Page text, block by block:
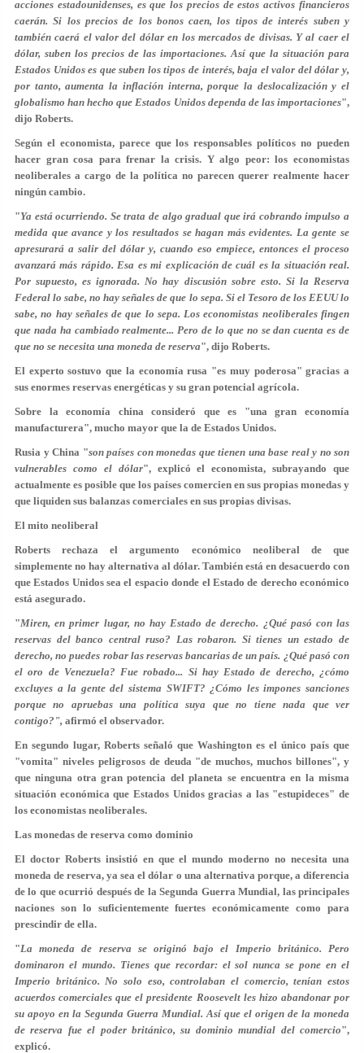
acciones estadounidenses, es que los precios de estos activos financieros
caerán. Si los precios de los bonos caen, los tipos de interés suben y
también caerá el valor del dólar en los mercados de divisas. Y al caer el
dólar, suben los precios de las importaciones. Así que la situación para
Estados Unidos es que suben los tipos de interés, baja el valor del dólar y,
por tanto, aumenta la inflación interna, porque la deslocalización y el
globalismo han hecho que Estados Unidos dependa de las importaciones",
dijo Roberts.
Según el economista, parece que los responsables políticos no pueden
hacer gran cosa para frenar la crisis. Y algo peor: los economistas
neoliberales a cargo de la política no parecen querer realmente hacer
ningún cambio.
"Ya está ocurriendo. Se trata de algo gradual que irá cobrando impulso a
medida que avance y los resultados se hagan más evidentes. La gente se
apresurará a salir del dólar y, cuando eso empiece, entonces el proceso
avanzará más rápido. Esa es mi explicación de cuál es la situación real.
Por supuesto, es ignorada. No hay discusión sobre esto. Si la Reserva
Federal lo sabe, no hay señales de que lo sepa. Si el Tesoro de los EEUU lo
sabe, no hay señales de que lo sepa. Los economistas neoliberales fingen
que nada ha cambiado realmente... Pero de lo que no se dan cuenta es de
que no se necesita una moneda de reserva", dijo Roberts.
El experto sostuvo que la economía rusa "es muy poderosa" gracias a
sus enormes reservas energéticas y su gran potencial agrícola.
Sobre la economía china consideró que es "una gran economía
manufacturera", mucho mayor que la de Estados Unidos.
Rusia y China "son países con monedas que tienen una base real y no son
vulnerables como el dólar", explicó el economista, subrayando que
actualmente es posible que los países comercien en sus propias monedas y
que liquiden sus balanzas comerciales en sus propias divisas.
El mito neoliberal
Roberts rechaza el argumento económico neoliberal de que
simplemente no hay alternativa al dólar. También está en desacuerdo con
que Estados Unidos sea el espacio donde el Estado de derecho económico
está asegurado.
"Miren, en primer lugar, no hay Estado de derecho. ¿Qué pasó con las
reservas del banco central ruso? Las robaron. Si tienes un estado de
derecho, no puedes robar las reservas bancarias de un país. ¿Qué pasó con
el oro de Venezuela? Fue robado... Si hay Estado de derecho, ¿cómo
excluyes a la gente del sistema SWIFT? ¿Cómo les impones sanciones
porque no apruebas una política suya que no tiene nada que ver
contigo?", afirmó el observador.
En segundo lugar, Roberts señaló que Washington es el único país que
"vomita" niveles peligrosos de deuda "de muchos, muchos billones", y
que ninguna otra gran potencia del planeta se encuentra en la misma
situación económica que Estados Unidos gracias a las "estupideces" de
los economistas neoliberales.
Las monedas de reserva como dominio
El doctor Roberts insistió en que el mundo moderno no necesita una
moneda de reserva, ya sea el dólar o una alternativa porque, a diferencia
de lo que ocurrió después de la Segunda Guerra Mundial, las principales
naciones son lo suficientemente fuertes económicamente como para
prescindir de ella.
"La moneda de reserva se originó bajo el Imperio británico. Pero
dominaron el mundo. Tienes que recordar: el sol nunca se pone en el
Imperio británico. No solo eso, controlaban el comercio, tenían estos
acuerdos comerciales que el presidente Roosevelt les hizo abandonar por
su apoyo en la Segunda Guerra Mundial. Así que el origen de la moneda
de reserva fue el poder británico, su dominio mundial del comercio",
explicó.